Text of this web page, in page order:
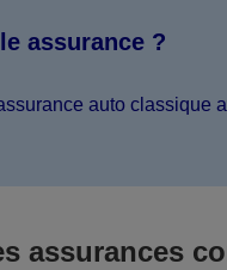
assurance ?
auto classique
assurances